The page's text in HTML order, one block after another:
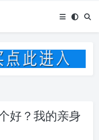
好？我的亲身